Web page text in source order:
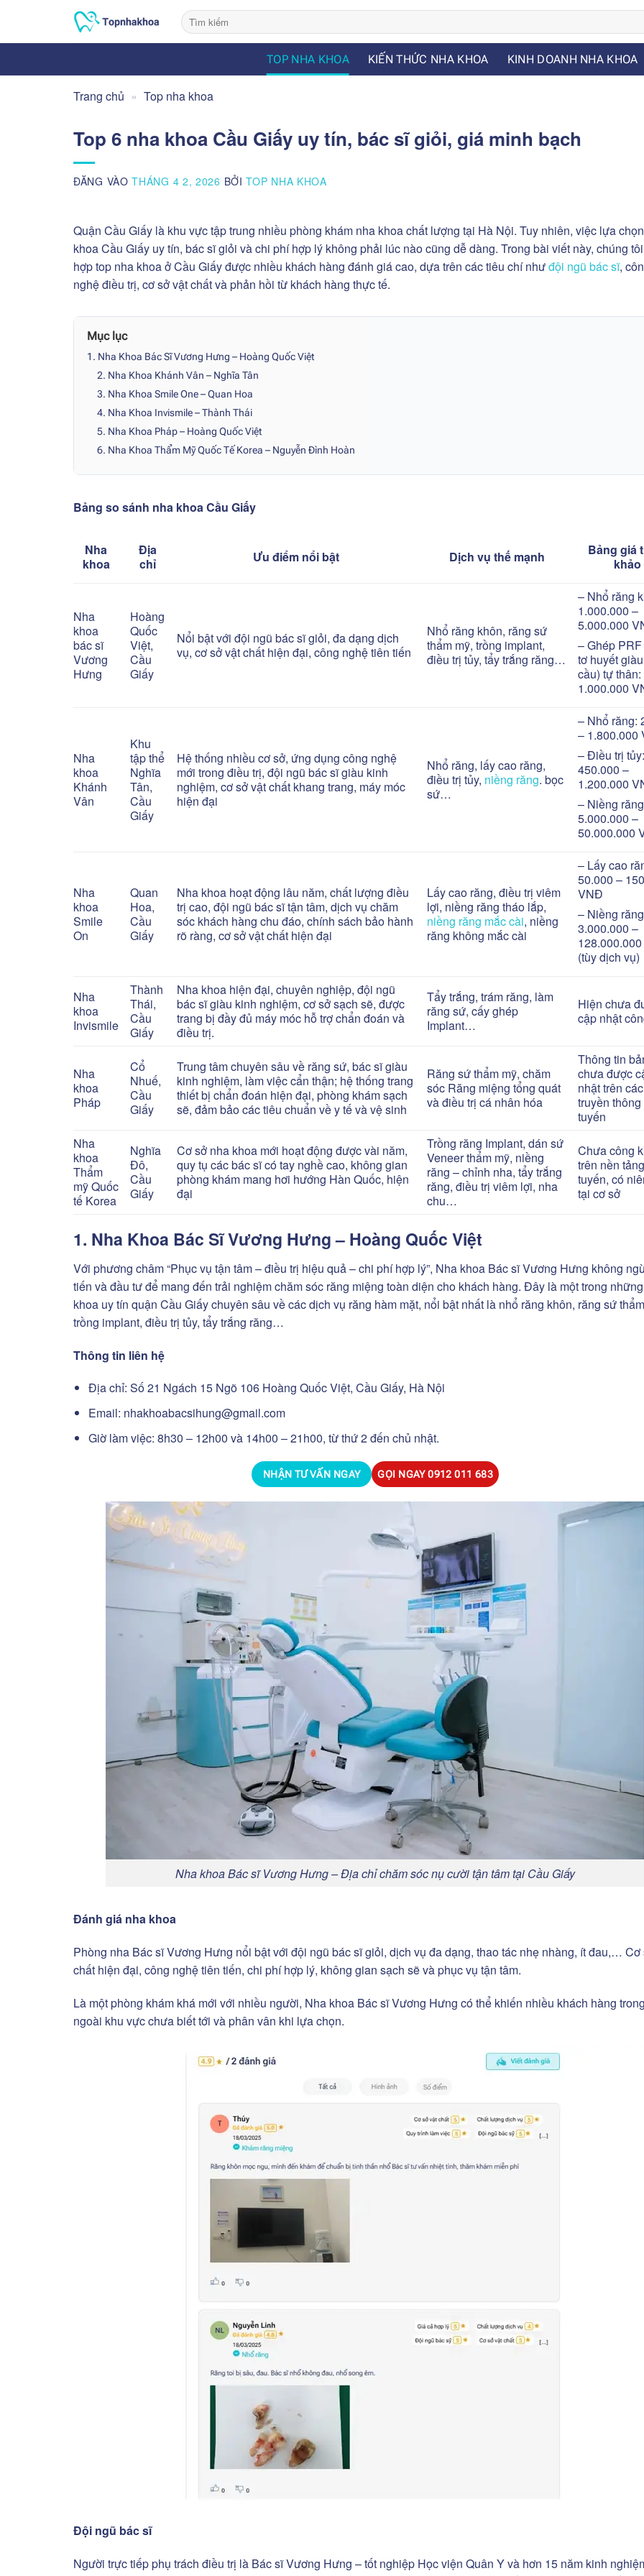
nội
TOP NHA KHOA KIẾN THỨC NHA KHOA KINH DOANH NHA KHOA
Trang chủ » Top nha khoa
Top 6 nha khoa Cầu Giấy uy tín, bác sĩ giỏi, giá minh bạch
ĐĂNG VÀOTHÁNG 4 2, 2026 BỞITOP NHA KHOA
Quận Cầu Giấy là khu vực tập trung nhiều phòng khám nha khoa chất lượng tại Hà Nội. Tuy nhiên, việc lựa
khoa Cầu Giấy uy tín, bác sĩ giỏi và chi phí hợp lý không phải lúc nào cũng dễ dàng. Trong bài viết này, chúng
hợp top nha khoa ở Cầu Giấy được nhiều khách hàng đánh giá cao, dựa trên các tiêu chí nhưđội ngũ bác sĩ,
nghệ điều trị, cơ sở vật chất và phản hồi từ khách hàng thực tế.
Mục lục
1. Nha Khoa Bác Sĩ Vương Hưng – Hoàng Quốc Việt
2. Nha Khoa Khánh Vân – Nghĩa Tân
3. Nha Khoa Smile One – Quan Hoa
4. Nha Khoa Invismile – Thành Thái
5. Nha Khoa Pháp – Hoàng Quốc Việt
6. Nha Khoa Thẩm Mỹ Quốc Tế Korea – Nguyễn Đình Hoàn
Bảng so sánh nha khoa Cầu Giấy
Nha
khoa
Địa
chỉ
Ưu điểm nổi bật Dịch vụ thế mạnh
Bảng giá
khảo
Nha
khoa
bác sĩ
Vương
Hưng
Hoàng
Quốc
Việt,
Cầu
Giấy
Nổi bật với đội ngũ bác sĩ giỏi, đa dạng dịch
vụ, cơ sở vật chất hiện đại, công nghệ tiên tiến
Nhổ răng khôn, răng sứ
thẩm mỹ, trồng implant,
điều trị tủy, tẩy trắng răng…
– Nhổ răng
1.000.000 –
5.000.000
– Ghép
tơ huyết
cầu) tự thân:
1.000.000
Nha
khoa
Khánh
Vân
Khu
tập thể
Nghĩa
Tân,
Cầu
Giấy
Hệ thống nhiều cơ sở, ứng dụng công nghệ
mới trong điều trị, đội ngũ bác sĩ giàu kinh
nghiệm, cơ sở vật chất khang trang, máy móc
hiện đại
Nhổ răng, lấy cao răng,
điều trị tủy, niềng răng. bọc
sứ…
– Nhổ răng:
– 1.800.000
– Điều trị tủy:
450.000 –
1.200.000
– Niềng
5.000.000 –
50.000.000
Nha
khoa
Smile
On
Quan
Hoa,
Cầu
Giấy
Nha khoa hoạt động lâu năm, chất lượng điều
trị cao, đội ngũ bác sĩ tận tâm, dịch vụ chăm
sóc khách hàng chu đáo, chính sách bảo hành
rõ ràng, cơ sở vật chất hiện đại
Lấy cao răng, điều trị viêm
lợi, niềng răng tháo lắp,
niềng răng mắc cài, niềng
răng không mắc cài
– Lấy cao
50.000 –
VNĐ
– Niềng
3.000.000 –
(tùy dịch vụ)
Nha
khoa
Invismile
Thành
Thái,
Cầu
Giấy
Nha khoa hiện đại, chuyên nghiệp, đội ngũ
bác sĩ giàu kinh nghiệm, cơ sở sạch sẽ, được
trang bị đầy đủ máy móc hỗ trợ chẩn đoán và
điều trị.
Tẩy trắng, trám răng, làm
răng sứ, cấy ghép
Implant…
Hiện chưa
cập nhật
Nha
khoa
Pháp
Cổ
Nhuế,
Cầu
Giấy
Trung tâm chuyên sâu về răng sứ, bác sĩ giàu
kinh nghiệm, làm việc cẩn thận; hệ thống trang
thiết bị chẩn đoán hiện đại, phòng khám sạch
sẽ, đảm bảo các tiêu chuẩn về y tế và vệ sinh
Răng sứ thẩm mỹ, chăm
sóc Răng miệng tổng quát
và điều trị cá nhân hóa
Thông tin
chưa được
nhật trên
truyền
tuyến
Nha
khoa
Thẩm
mỹ Quốc
tế Korea
Nghĩa
Đô,
Cầu
Giấy
Cơ sở nha khoa mới hoạt động được vài năm,
quy tụ các bác sĩ có tay nghề cao, không gian
phòng khám mang hơi hướng Hàn Quốc, hiện
đại
Trồng răng Implant, dán sứ
Veneer thẩm mỹ, niềng
răng – chỉnh nha, tẩy trắng
răng, điều trị viêm lợi, nha
chu…
Chưa công
trên nền
tuyến, có
tại cơ sở
1. Nha Khoa Bác Sĩ Vương Hưng – Hoàng Quốc Việt
Với phương châm “Phục vụ tận tâm – điều trị hiệu quả – chi phí hợp lý”, Nha khoa Bác sĩ Vương Hưng không
tiến và đầu tư để mang đến trải nghiệm chăm sóc răng miệng toàn diện cho khách hàng. Đây là một trong
khoa uy tín quận Cầu Giấy chuyên sâu về các dịch vụ răng hàm mặt, nổi bật nhất là nhổ răng khôn, răng sứ
trồng implant, điều trị tủy, tẩy trắng răng…
Thông tin liên hệ
Địa chỉ: Số 21 Ngách 15 Ngõ 106 Hoàng Quốc Việt, Cầu Giấy, Hà Nội
Email: nhakhoabacsihung@gmail.com
Giờ làm việc: 8h30 – 12h00 và 14h00 – 21h00, từ thứ 2 đến chủ nhật.
NHẬN TƯ VẤN NGAY GỌI NGAY0912 011 683
Nha khoa Bác sĩ Vương Hưng – Địa chỉ chăm sóc nụ cười tận tâm tại Cầu Giấy
Đánh giá nha khoa
Phòng nha Bác sĩ Vương Hưng nổi bật với đội ngũ bác sĩ giỏi, dịch vụ đa dạng, thao tác nhẹ nhàng, ít đau,… Cơ
chất hiện đại, công nghệ tiên tiến, chi phí hợp lý, không gian sạch sẽ và phục vụ tận tâm.
Là một phòng khám khá mới với nhiều người, Nha khoa Bác sĩ Vương Hưng có thể khiến nhiều khách hàng
ngoài khu vực chưa biết tới và phân vân khi lựa chọn.
Đội ngũ bác sĩ
Người trực tiếp phụ trách điều trị là Bác sĩ Vương Hưng – tốt nghiệp Học viện Quân Y và hơn 15 năm kinh